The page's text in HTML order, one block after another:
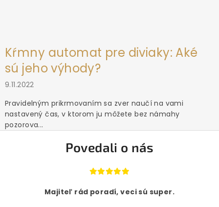
Kŕmny automat pre diviaky: Aké
sú jeho výhody?
9.11.2022
Pravidelným prikrmovaním sa zver naučí na vami
nastavený čas, v ktorom ju môžete bez námahy
pozorova...
Povedali o nás
Majiteľ rád poradí, veci sú super.